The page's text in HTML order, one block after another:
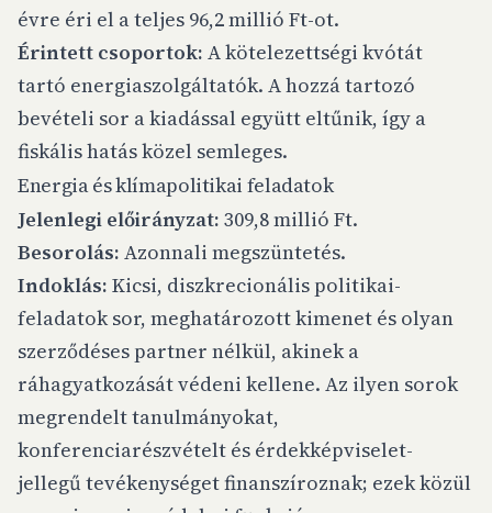
évre éri el a teljes 96,2 millió Ft-ot.
Érintett csoportok: A kötelezettségi kvótát
tartó energiaszolgáltatók. A hozzá tartozó
bevételi sor a kiadással együtt eltűnik, így a
fiskális hatás közel semleges.
Energia és klímapolitikai feladatok
Jelenlegi előirányzat: 309,8 millió Ft.
Besorolás: Azonnali megszüntetés.
Indoklás: Kicsi, diszkrecionális politikai-
feladatok sor, meghatározott kimenet és olyan
szerződéses partner nélkül, akinek a
ráhagyatkozását védeni kellene. Az ilyen sorok
megrendelt tanulmányokat,
konferenciarészvételt és érdekképviselet-
jellegű tevékenységet finanszíroznak; ezek közül